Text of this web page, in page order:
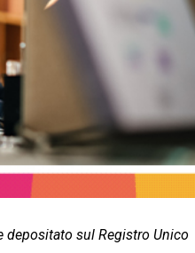
depositato sul Registro Unico